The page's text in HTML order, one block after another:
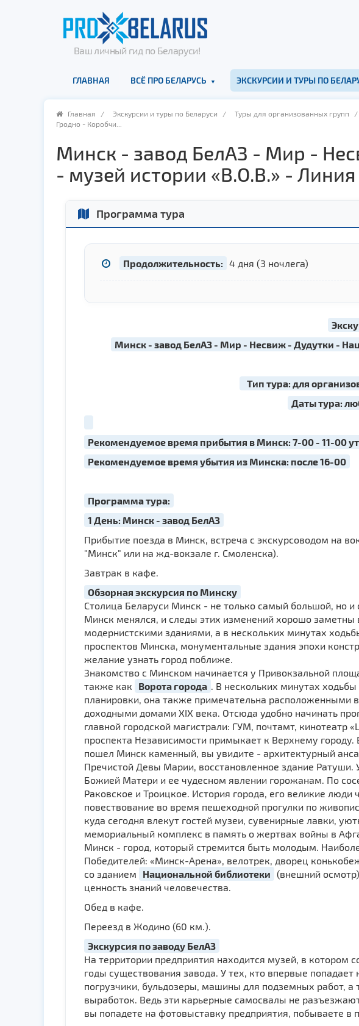
Ваш личный гид по Беларуси!
ГЛАВНАЯ ВСЁ ПРО БЕЛАРУСЬ ЭКСКУРСИИ И ТУРЫ ПО
Главная / Экскурсии и туры по Беларуси / Туры для организованных групп /
Гродно - Коробчи...
Минск - завод БелАЗ - Мир -
- музей истории «В.О.В.» -
Программа тура
Продолжительность: 4 дня (3 ночлега)
Минск - завод БелАЗ - Мир - Несвиж - Дудутки -
Тип тура: для
Даты тура:
Рекомендуемое время прибытия в Минск: 7-00 - 11-00
Рекомендуемое время убытия из Минска: после 16-00
Программа тура:
1 День: Минск - завод БелАЗ
Прибытие поезда в Минск, встреча с экскурсоводом на
"Минск" или на жд-вокзале г. Смоленска).
Завтрак в кафе.
Обзорная экскурсия по Минску
Столица Беларуси Минск - не только самый большой, но и
Минск менялся, и следы этих изменений хорошо
модернистскими зданиями, а в нескольких минутах
проспектов Минска, монументальные здания эпохи
желание узнать город поближе.
Знакомство с Минском начинается у Привокзальной
также как
Ворота города . В нескольких минутах
планировки, она также примечательна расположенными
доходными домами XIX века. Отсюда удобно начинать
главной городской магистрали: ГУМ, почтамт,
проспекта Независимости примыкает к Верхнему
пошел Минск каменный, вы увидите - архитектурный
Пречистой Девы Марии, восстановленное здание
Божией Матери и ее чудесном явлении горожанам. По
Раковское и Троицкое. История города, его великие
повествование во время пешеходной прогулки по
куда сегодня влекут гостей музеи, сувенирные лавки,
мемориальный комплекс в память о жертвах войны в
Минск - город, который стремится быть молодым.
Победителей: «Минск-Арена», велотрек, дворец
со зданием
Национальной библиотеки (внешний
ценность знаний человечества.
Обед в кафе.
Переезд в Жодино (60 км.).
Экскурсия по заводу БелАЗ
На территории предприятия находится музей, в котором
годы существования завода. У тех, кто впервые
погрузчики, бульдозеры, машины для подземных работ,
выработок. Ведь эти карьерные самосвалы не
вы попадете на фотовыставку предприятия, побываете